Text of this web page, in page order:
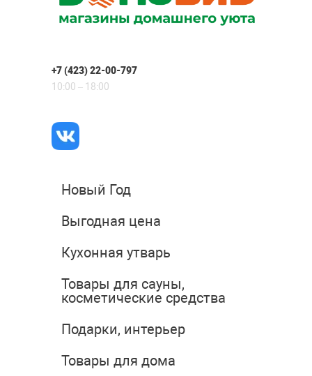
+7 (423) 22-00-797
10:00 – 18:00
Новый Год
Выгодная цена
Кухонная утварь
Товары для сауны,
косметические средства
Подарки, интерьер
Товары для дома